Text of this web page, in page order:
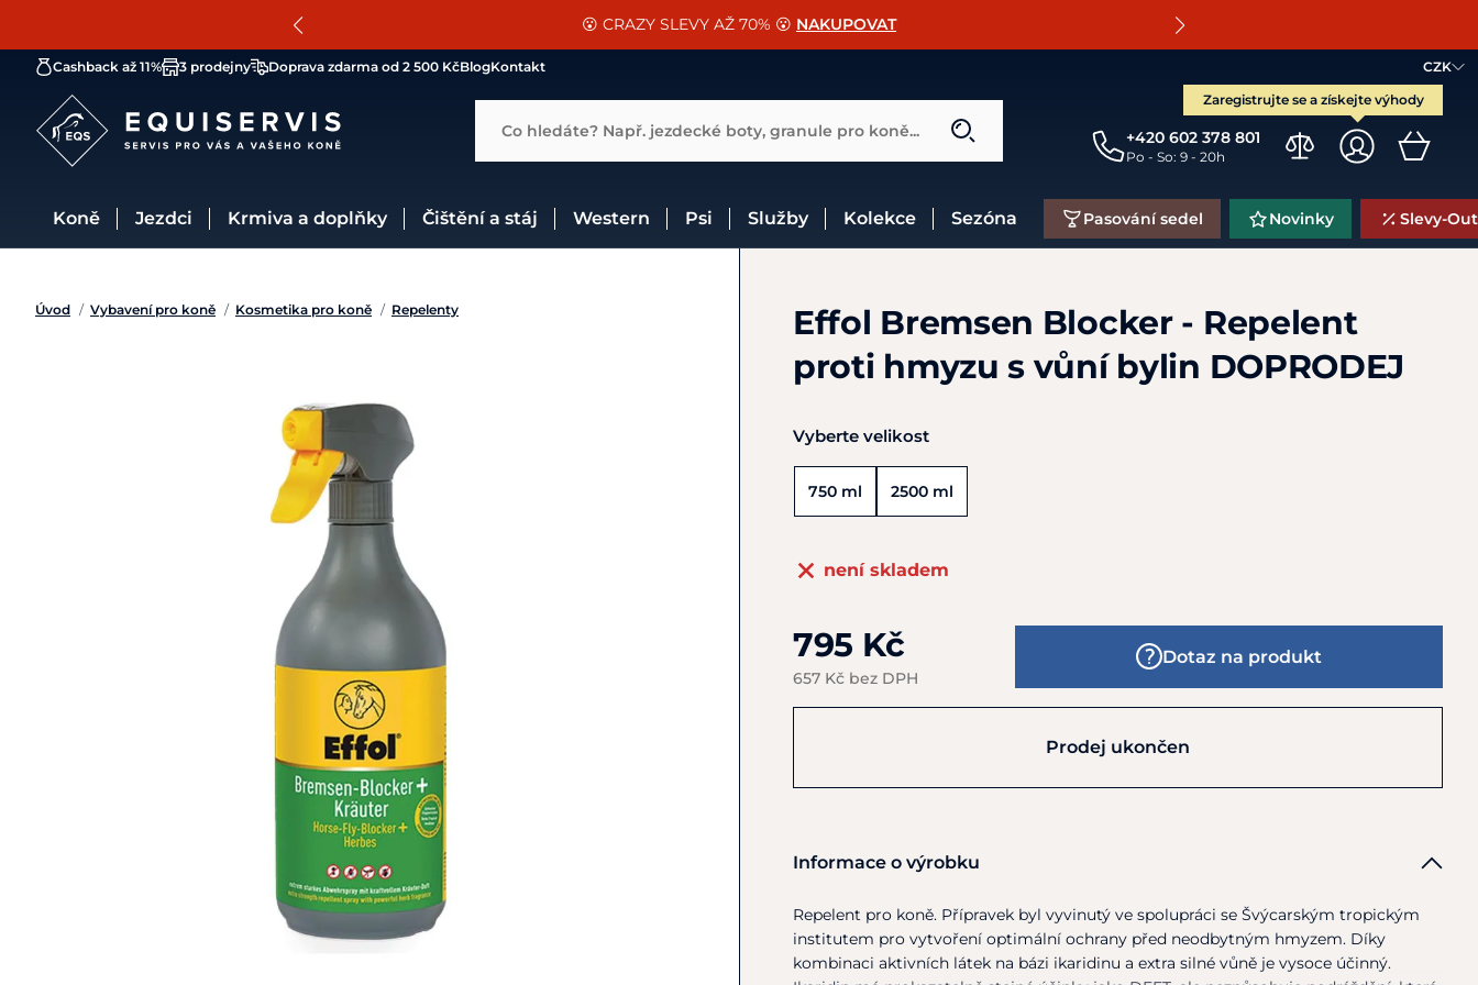
SLEVA 13% na vše od Cassini! CHCI SLEVU
😮 CRAZY SLEVY AŽ 70% 😮 NAKUPOVAT
📐Pasování a doplňky k vybraným sedlům ZDARMA 🐴
CZK
Zaregistrujte se a získejte výhody
+420 602 378 801
Po - So: 9 - 20h
Cashback až 11% 3 prodejny Doprava zdarma od 2 500 KčBlogKontakt
Co hledáte? Např. jezdecké boty, granule pro koně...
Koně Jezdci Krmiva a doplňky Čištění a stáj Western Psi Služby Kolekce Sezóna Pasování sedel Novinky Slevy-
Úvod / Vybavení pro koně / Kosmetika pro koně / Repelenty
Effol Bremsen Blocker - Repelent
proti hmyzu s vůní bylin DOPRODEJ
Vyberte velikost
750 ml 2500 ml
není skladem
795 Kč
657 Kč bez DPH
Dotaz na produkt
Prodej ukončen
Informace o výrobku
Repelent pro koně. Přípravek byl vyvinutý ve spolupráci se Švýcarským tropickým
institutem pro vytvoření optimální ochrany před neodbytným hmyzem. Díky
kombinaci aktivních látek na bázi ikaridinu a extra silné vůně je vysoce účinný.